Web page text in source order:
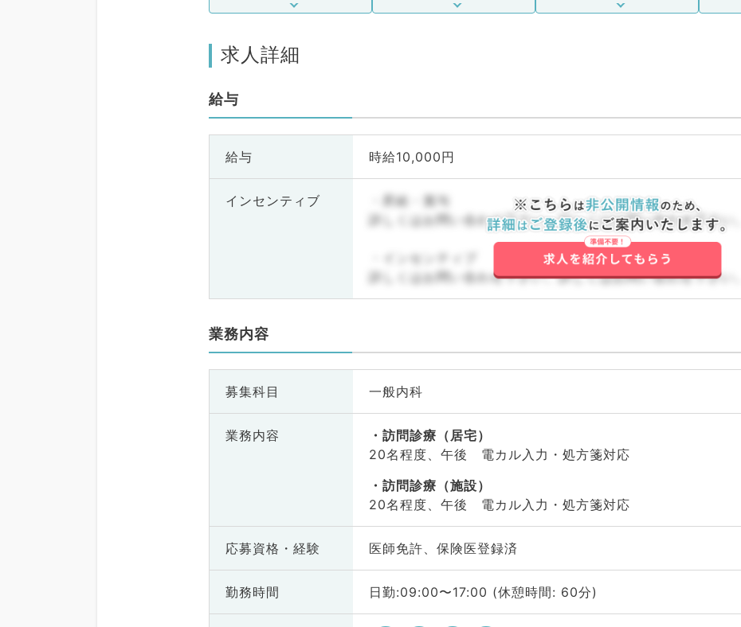
求人詳細
給与
給与 時給10,000円
インセンティブ
・昇給・賞与
詳しくはお問い合わせ下さい。詳しくはお問い合わせ下さい。
・インセンティブ
詳しくはお問い合わせ下さい。詳しくはお問い合わせ下さい。
業務内容
募集科目 一般内科
業務内容
訪問診療（居宅）
20名程度、午後 電カル入力・処方箋対応
訪問診療（施設）
20名程度、午後 電カル入力・処方箋対応
応募資格・ 経験 医師免許、保険医登録済
勤務時間 日勤:09:00〜17:00 (休憩時間: 60分)